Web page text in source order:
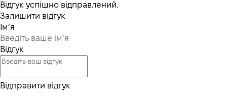
Відгук успішно відправлений.
Залишити відгук
Ім’я
Відгук
Відправити відгук